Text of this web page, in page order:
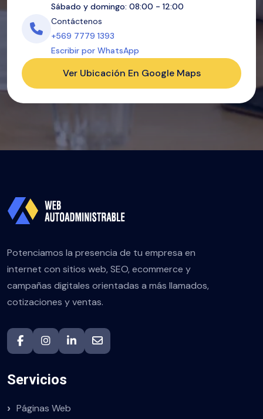
Sábado y domingo: 08:00 - 12:00
Contáctenos
+569 7779 1393
Escribir por WhatsApp
Ver Ubicación En Google Maps
Potenciamos la presencia de tu empresa en
internet con sitios web, SEO, ecommerce y
campañas digitales orientadas a más llamados,
cotizaciones y ventas.
Servicios
Páginas Web